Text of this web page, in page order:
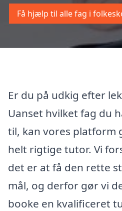
Få hjælp til alle fag i
Er du på udkig efter
Uanset hvilket fag du
til, kan vores platform
helt rigtige tutor. Vi
det er at få den rette
mål, og derfor gør vi
booke en kvalificeret